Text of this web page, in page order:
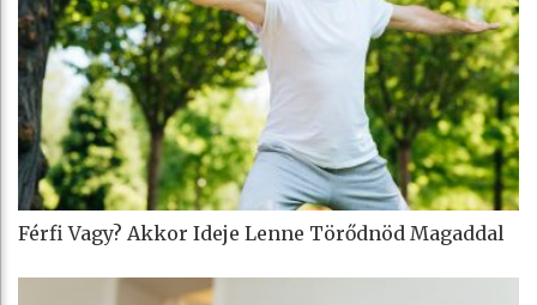
Férfi Vagy? Akkor Ideje Lenne Törődnöd Magaddal